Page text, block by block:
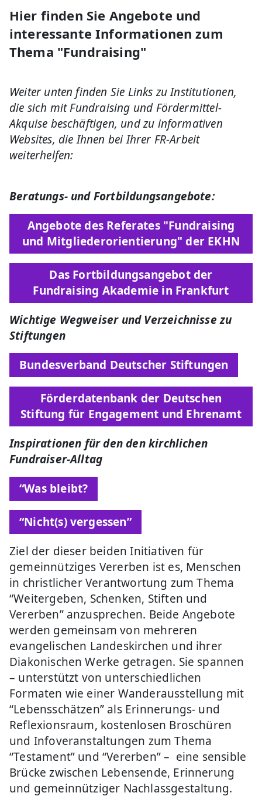
Hier finden Sie Angebote und
interessante Informationen zum
Thema "Fundraising"
Weiter unten finden Sie Links zu Institutionen,
die sich mit Fundraising und Fördermittel-
Akquise beschäftigen, und zu informativen
Websites, die Ihnen bei Ihrer FR-Arbeit
weiterhelfen:
Beratungs- und Fortbildungsangebote:
Angebote des Referates "Fundraising
und Mitgliederorientierung" der EKHN
Das Fortbildungsangebot der
Fundraising Akademie in Frankfurt
Wichtige Wegweiser und Verzeichnisse zu
Stiftungen
Bundesverband Deutscher Stiftungen
Förderdatenbank der Deutschen
Stiftung für Engagement und Ehrenamt
Inspirationen für den den kirchlichen
Fundraiser-Alltag
“Was bleibt?
“Nicht(s) vergessen”
Ziel der dieser beiden Initiativen für
gemeinnütziges Vererben ist es, Menschen
in christlicher Verantwortung zum Thema
“Weitergeben, Schenken, Stiften und
Vererben” anzusprechen. Beide Angebote
werden gemeinsam von mehreren
evangelischen Landeskirchen und ihrer
Diakonischen Werke getragen. Sie spannen
– unterstützt von unterschiedlichen
Formaten wie einer Wanderausstellung mit
“Lebensschätzen” als Erinnerungs- und
Reflexionsraum, kostenlosen Broschüren
und Infoveranstaltungen zum Thema
“Testament” und “Vererben” – eine sensible
Brücke zwischen Lebensende, Erinnerung
und gemeinnütziger Nachlassgestaltung.